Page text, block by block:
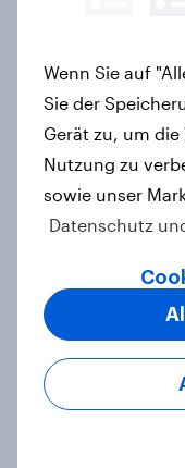
Zwischen
Erwartungen
Vom
Relevanz
Report
Wenn Sie auf
Sie der
Gerät zu, um
Nutzung zu
sowie unser
Datenschutz